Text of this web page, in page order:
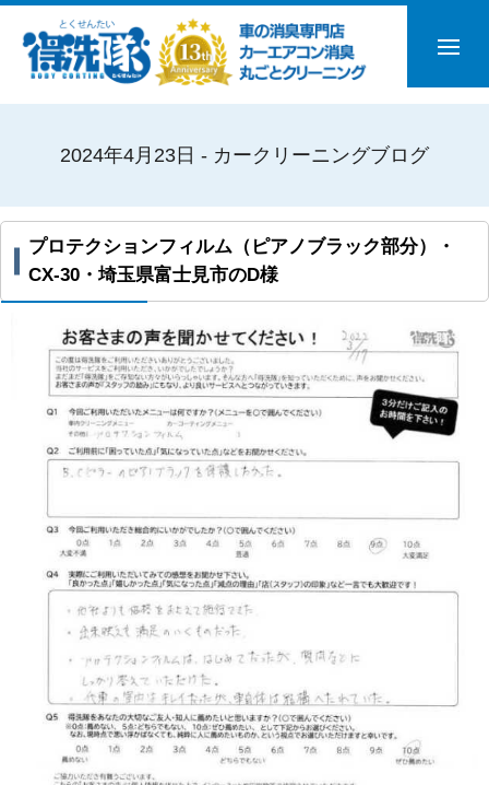
2024年4月23日 - カークリーニングブログ
プロテクションフィルム（ピアノブラック部分）・
CX-30・埼玉県富士見市のD様